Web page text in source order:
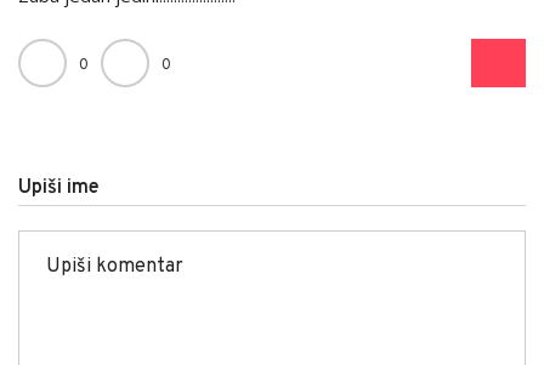
0 0
Upiši ime